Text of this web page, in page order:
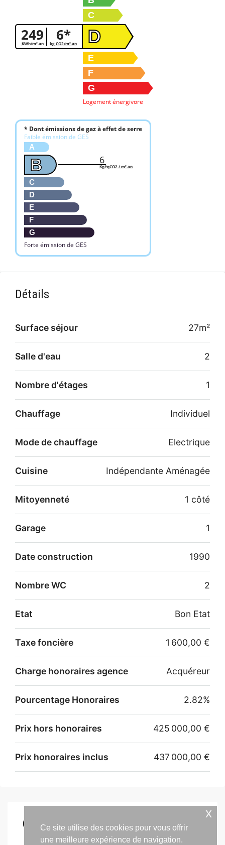
249
KWh/m².an 6*
kg CO2/m².an
C
D
E
F
G
Logement énergivore
* Dont émissions de gaz à effet de serre
Faible émission de GES
A
B
C
D
E
F
G
Forte émission de GES
6
KgéqCO2 / m².an
Détails
Surface séjour 27m²
Salle d'eau 2
Nombre d'étages 1
Chauffage Individuel
Mode de chauffage Electrique
Cuisine Indépendante Aménagée
Mitoyenneté 1 côté
Garage 1
Date construction 1990
Nombre WC 2
Etat Bon Etat
Taxe foncière 1 600,00 €
Charge honoraires agence Acquéreur
Pourcentage Honoraires 2.82%
Prix hors honoraires 425 000,00 €
Prix honoraires inclus 437 000,00 €
Contacter l'agence
Ce site utilise des cookies pour vous offrir
une meilleure expérience de navigation.
x